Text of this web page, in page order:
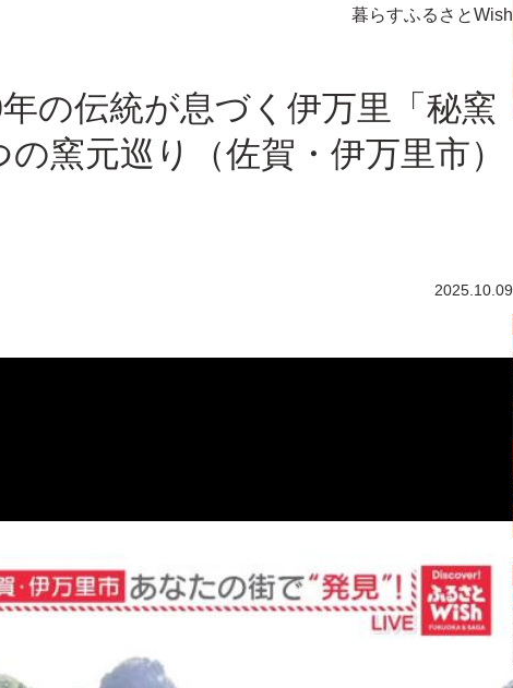
暮らすふるさとWish
の伝統が息づく伊万里「秘窯
窯元巡り（佐賀・伊万里市）
2025.10.09